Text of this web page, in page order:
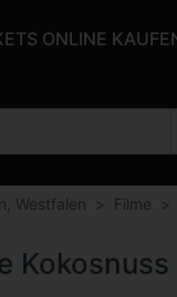
ONLINE
Westfalen Filme
Kokosnuss